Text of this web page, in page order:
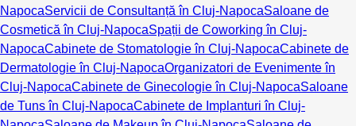
NapocaServicii de Consultanță în Cluj-NapocaSaloane de
Cosmetică în Cluj-NapocaSpații de Coworking în Cluj-
NapocaCabinete de Stomatologie în Cluj-NapocaCabinete de
Dermatologie în Cluj-NapocaOrganizatori de Evenimente în
Cluj-NapocaCabinete de Ginecologie în Cluj-NapocaSaloane
de Tuns în Cluj-NapocaCabinete de Implanturi în Cluj-